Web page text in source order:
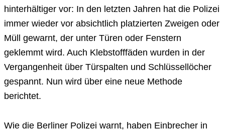
hinterhältiger vor: In den letzten Jahren hat die Polizei
immer wieder vor absichtlich platzierten Zweigen oder
Müll gewarnt, der unter Türen oder Fenstern
geklemmt wird. Auch Klebstofffäden wurden in der
Vergangenheit über Türspalten und Schlüssellöcher
gespannt. Nun wird über eine neue Methode
berichtet.
Wie die Berliner Polizei warnt, haben Einbrecher in